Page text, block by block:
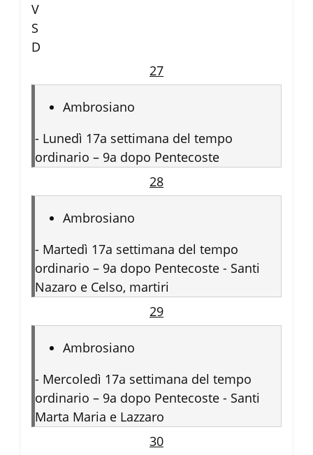
V
S
D
27
Ambrosiano
- Lunedì 17a settimana del tempo
ordinario – 9a dopo Pentecoste
28
Ambrosiano
- Martedì 17a settimana del tempo
ordinario – 9a dopo Pentecoste - Santi
Nazaro e Celso, martiri
29
Ambrosiano
- Mercoledì 17a settimana del tempo
ordinario – 9a dopo Pentecoste - Santi
Marta Maria e Lazzaro
30